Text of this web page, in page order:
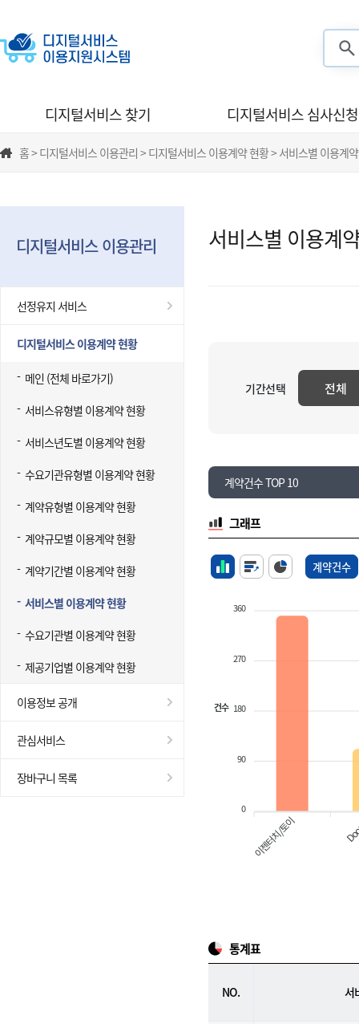
디지털서비스 찾기 디지털서비스 심사신청
홈 > 디지털서비스 이용관리 > 디지털서비스 이용계약 현황 > 서비스별 이용계
디지털서비스 이용관리
선정유지 서비스
디지털서비스 이용계약 현황
메인 (전체 바로가기)
서비스유형별 이용계약 현황
서비스년도별 이용계약 현황
수요기관유형별 이용계약 현황
계약유형별 이용계약 현황
계약규모별 이용계약 현황
계약기간별 이용계약 현황
서비스별 이용계약 현황
수요기관별 이용계약 현황
제공기업별 이용계약 현황
이용정보 공개
관심서비스
장바구니 목록
서비스별 이용계
기간선택 전체
계약건수 TOP 10
그래프
계약건수
360
270
180
90
0
건수
이젠터치/토이
통계표
NO. 서